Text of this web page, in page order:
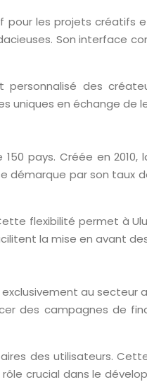
pour les projets
Son interface
des
uniques en échange de
pays. Créée en
démarque par son taux
flexibilité permet à
la mise en avant
au
des campagnes de
des utilisateurs.
crucial dans le